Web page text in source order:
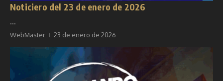
Noticiero del 23 de enero de 2026
...
WebMaster 23 de enero de 2026